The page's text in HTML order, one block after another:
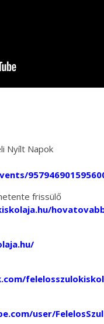
Nyílt Napok
frissülő
user/